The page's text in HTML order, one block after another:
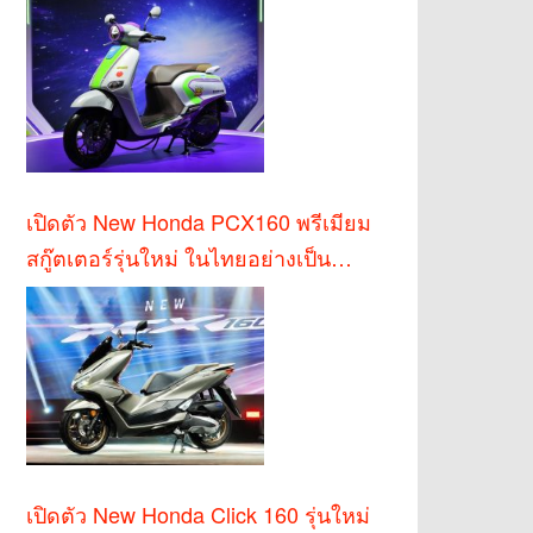
เปิดตัว New Honda PCX160 พรีเมียม
สกู๊ตเตอร์รุ่นใหม่ ในไทยอย่างเป็น
ทางการ
เปิดตัว New Honda Click 160 รุ่นใหม่